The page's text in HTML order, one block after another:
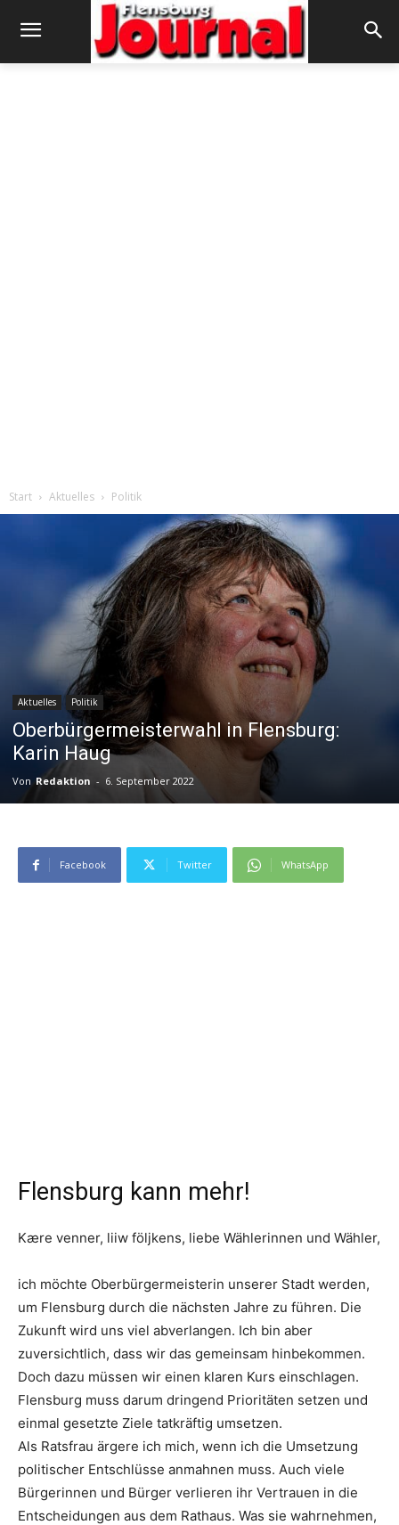
Start Aktuelles Politik
Aktuelles Politik
Oberbürgermeisterwahl in Flensburg:
Karin Haug
Von Redaktion - 6. September 2022
Facebook Twitter WhatsApp
Flensburg kann mehr!
Kære venner, liiw följkens, liebe Wählerinnen und Wähler,
ich möchte Oberbürgermeisterin unserer Stadt werden,
um Flensburg durch die nächsten Jahre zu führen. Die
Zukunft wird uns viel abverlangen. Ich bin aber
zuversichtlich, dass wir das gemeinsam hinbekommen.
Doch dazu müssen wir einen klaren Kurs einschlagen.
Flensburg muss darum dringend Prioritäten setzen und
einmal gesetzte Ziele tatkräftig umsetzen.
Als Ratsfrau ärgere ich mich, wenn ich die Umsetzung
politischer Entschlüsse anmahnen muss. Auch viele
Bürgerinnen und Bürger verlieren ihr Vertrauen in die
Entscheidungen aus dem Rathaus. Was sie wahrnehmen,